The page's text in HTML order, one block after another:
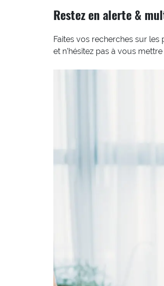
Restez en alerte &
Faites vos recherches sur
et n’hésitez pas à vous